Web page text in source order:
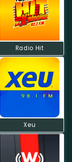
Radio Hit
Xeu